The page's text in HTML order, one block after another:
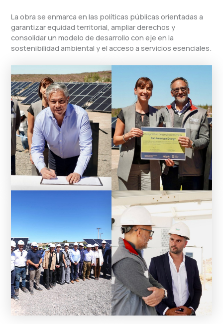
La obra se enmarca en las políticas públicas orientadas a
garantizar equidad territorial, ampliar derechos y
consolidar un modelo de desarrollo con eje en la
sostenibilidad ambiental y el acceso a servicios esenciales.